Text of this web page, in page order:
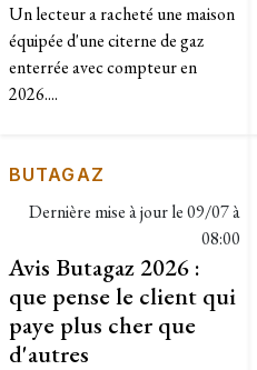
Un lecteur a racheté une maison
équipée d'une citerne de gaz
enterrée avec compteur en
2026....
BUTAGAZ
Dernière mise à jour le09/07 à
08:00
Avis Butagaz 2026 :
que pense le client qui
paye plus cher que
d'autres